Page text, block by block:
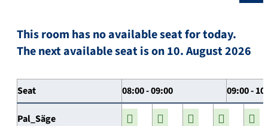
This room has no available seat for today.
The next available seat is on 10. August 2026
Seat 08:00 - 09:00 09:00 -
Pal_Säge